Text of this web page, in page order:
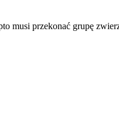
przekonać grupę